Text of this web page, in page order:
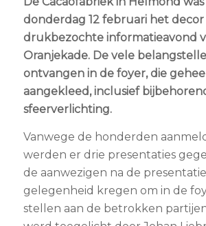
donderdag 12 februari het
drukbezochte informatieavond
Oranjekade. De vele
ontvangen in de foyer, die
aangekleed, inclusief
sfeerverlichting.
Vanwege de honderden
werden er drie presentaties
de aanwezigen na de
gelegenheid kregen om in de
stellen aan de betrokken